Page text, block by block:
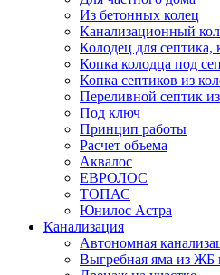
Из бетонных колец
Канализационный
Колодец для септика,
Копка колодца под
Копка септиков из
Переливной септик
Под ключ
Принцип работы
Расчет объема
Аквалос
ЕВРОЛОС
ТОПАС
Юнилос Астра
Канализация
Автономная
Выгребная яма из ЖБ